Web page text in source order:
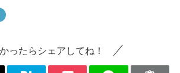
ったらシェアしてね！